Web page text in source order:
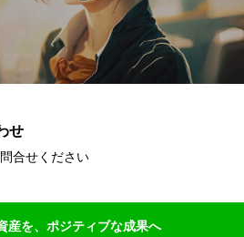
せ
合せください
産を、ポジティブな成果へ